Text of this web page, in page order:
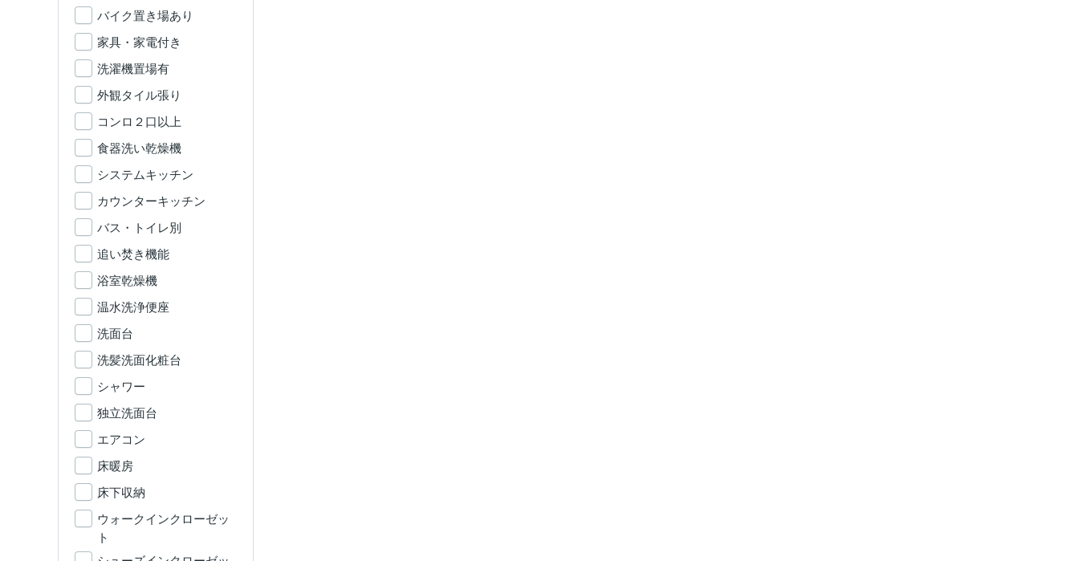
バイク置き場あり
家具・家電付き
洗濯機置場有
外観タイル張り
コンロ２口以上
食器洗い乾燥機
システムキッチン
カウンターキッチン
バス・トイレ別
追い焚き機能
浴室乾燥機
温水洗浄便座
洗面台
洗髪洗面化粧台
シャワー
独立洗面台
エアコン
床暖房
床下収納
ウォークインクローゼッ
ト